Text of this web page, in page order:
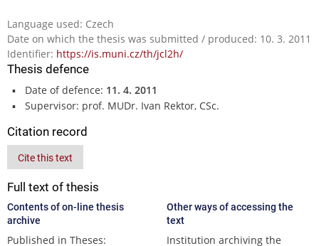
Language used: Czech
Date on which the thesis was submitted / produced: 10. 3. 2011
Identifier: https://is.muni.cz/th/jcl2h/
Thesis defence
Date of defence: 11. 4. 2011
Supervisor: prof. MUDr. Ivan Rektor, CSc.
Citation record
Cite this text
Full text of thesis
Contents of on-line thesis
archive
Published in Theses:
Other ways of accessing the
text
Institution archiving the